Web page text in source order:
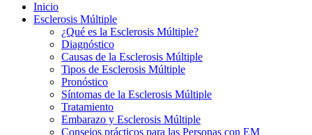
Inicio
Esclerosis Múltiple
¿Qué es la Esclerosis Múltiple?
Diagnóstico
Causas de la Esclerosis Múltiple
Tipos de Esclerosis Múltiple
Pronóstico
Síntomas de la Esclerosis Múltiple
Tratamiento
Embarazo y Esclerosis Múltiple
Consejos prácticos para las Personas con EM